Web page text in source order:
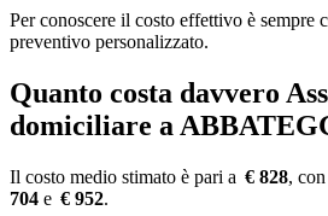
Per conoscere il costo effettivo è sempre
preventivo personalizzato.
Quanto costa davvero
domiciliare a
Il costo medio stimato è pari a € 828,
704 e € 952.